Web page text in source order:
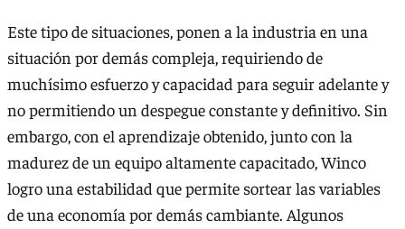
Este tipo de situaciones, ponen a la industria en una
situación por demás compleja, requiriendo de
muchísimo esfuerzo y capacidad para seguir adelante y
no permitiendo un despegue constante y definitivo. Sin
embargo, con el aprendizaje obtenido, junto con la
madurez de un equipo altamente capacitado, Winco
logro una estabilidad que permite sortear las variables
de una economía por demás cambiante. Algunos